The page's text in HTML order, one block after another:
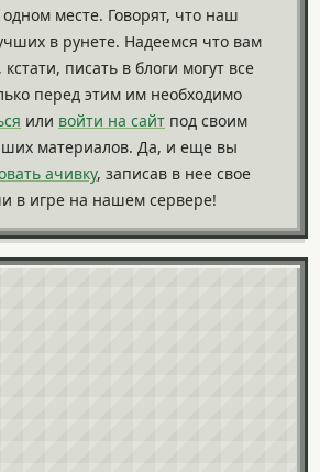
месте. Говорят, что наш
в рунете. Надеемся что вам
писать в блоги могут все
перед этим им необходимо
или войти на сайт под своим
материалов. Да, и еще вы
ачивку, записав в нее свое
в игре на нашем сервере!